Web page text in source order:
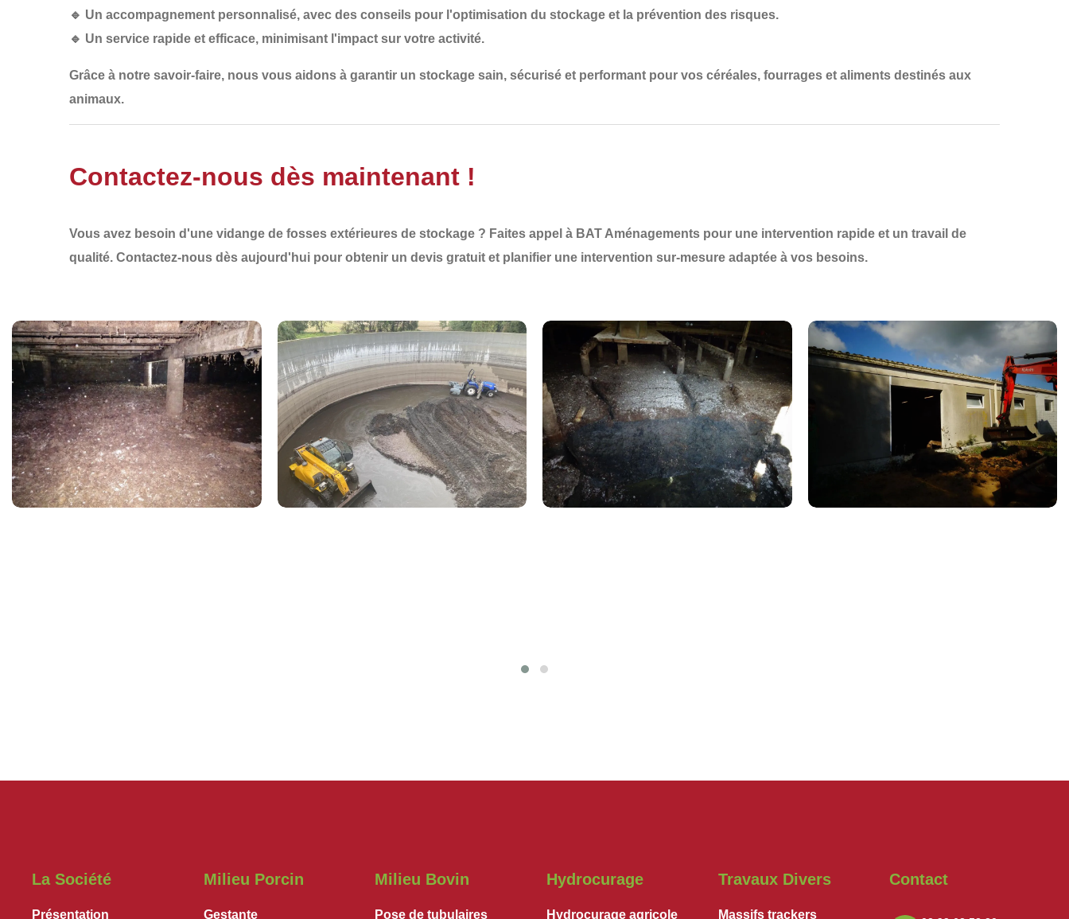
🔹 Un accompagnement personnalisé, avec des conseils pour l'optimisation du stockage et la prévention des risques.
🔹 Un service rapide et efficace, minimisant l'impact sur votre activité.
Grâce à notre savoir-faire, nous vous aidons à garantir un stockage sain, sécurisé et performant pour vos céréales, fourrages et aliments destinés aux
animaux.
Contactez-nous dès maintenant !
Vous avez besoin d'une vidange de fosses extérieures de stockage ? Faites appel à BAT Aménagements pour une intervention rapide et un travail de
qualité. Contactez-nous dès aujourd'hui pour obtenir un devis gratuit et planifier une intervention sur-mesure adaptée à vos besoins.
La Société
Présentation
Milieu Porcin
Gestante
Milieu Bovin
Pose de tubulaires
Hydrocurage
Hydrocurage agricole
Travaux Divers
Massifs trackers
Contact